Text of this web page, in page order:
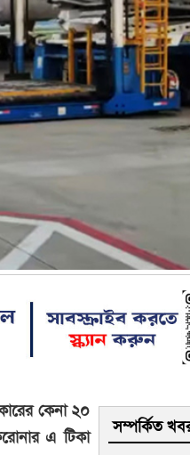
সম্পর্কিত
কেনা ২০
এ টিকা